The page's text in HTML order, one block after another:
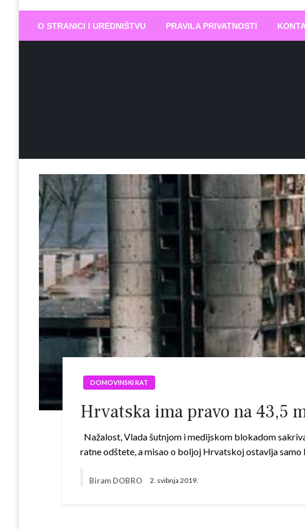
Biram DOBRO
O STRANICI I UREDNIŠTVU PRAVILA PRIVATNOSTI
DOMOVINSKI RAT
Hrvatska ima pravo na 43,5
Nažalost, Vlada šutnjom i medijskom blokadom
ratne odštete, a misao o boljoj Hrvatskoj ostavlja
Biram DOBRO 2. svibnja 2019.